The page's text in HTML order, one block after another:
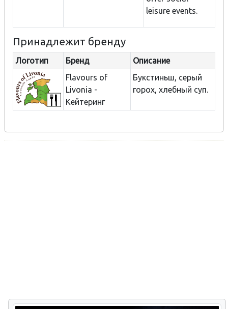
leisure events.
Принадлежит бренду
Логотип Бренд
Описание
Flavours of
Livonia -
Кейтеринг
Букстиньш, серый
горох, хлебный суп.